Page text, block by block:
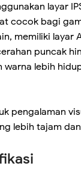
layar
cocok bagi
memiliki layar
puncak
warna lebih
pengalaman
lebih tajam